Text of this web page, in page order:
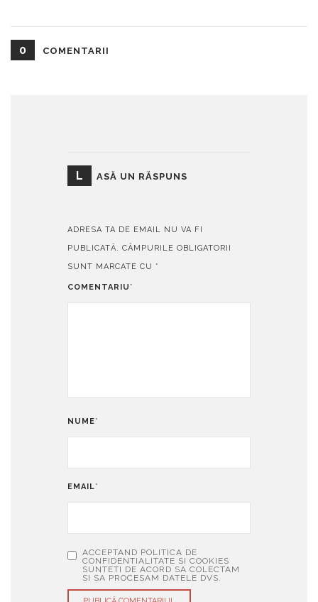
0 COMENTARII
L ASĂ UN RĂSPUNS
ADRESA TA DE EMAIL NU VA FI
PUBLICATĂ. CÂMPURILE OBLIGATORII
SUNT MARCATE CU *
COMENTARIU *
NUME*
EMAIL*
ACCEPTAND POLITICA DE
CONFIDENTIALITATE SI COOKIES
SUNTETI DE ACORD SA COLECTAM
SI SA PROCESAM DATELE DVS.